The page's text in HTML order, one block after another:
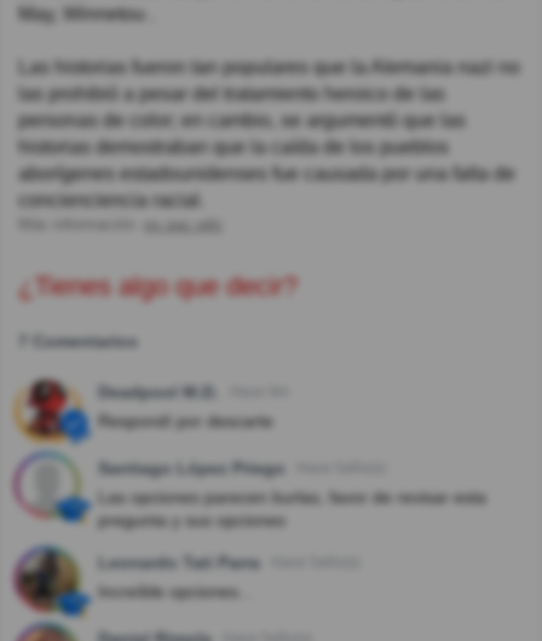
May, Winnetou .
Las historias fueron tan populares que la Alemania nazi no
las prohibió a pesar del tratamiento heroico de las
personas de color; en cambio, se argumentó que las
historias demostraban que la caída de los pueblos
aborígenes estadounidenses fue causada por una falta de
concienciencia racial.
¿Tienes algo que decir?
7 Comentarios
Deadpool M.D.
Respondí por descarte
Santiago López Priego
Las opciones parecen burlas, favor de revisar esta
pregunta y sus opciones
Leonardo Tati Parra
Increíble opciones...